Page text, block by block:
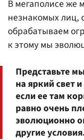
В мегаполисе же
незнакомых
обрабатываем
к этому мы
Представьте
на яркий свет
если ее там
равно очень
эволюционно
другие